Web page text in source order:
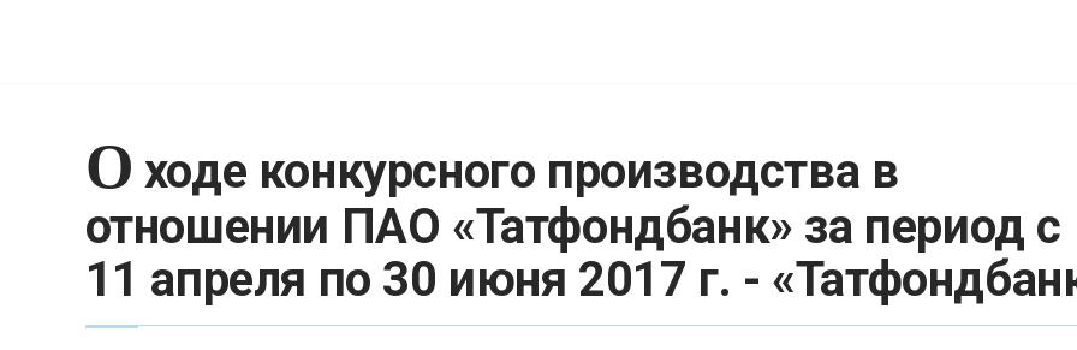
О ходе конкурсного производства в
отношении ПАО «Татфондбанк» за период с
11 апреля по 30 июня 2017 г. -